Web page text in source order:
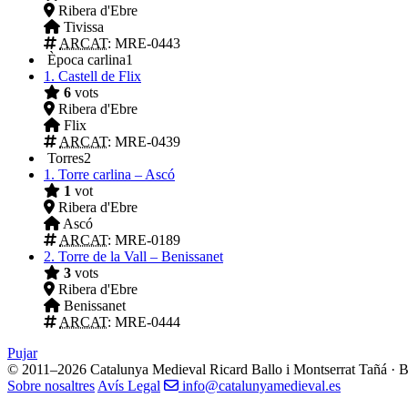
Ribera d'Ebre
Tivissa
ARCAT: MRE-0443
Època carlina1
1. Castell de Flix
6 vots
Ribera d'Ebre
Flix
ARCAT: MRE-0439
Torres2
1. Torre carlina – Ascó
1 vot
Ribera d'Ebre
Ascó
ARCAT: MRE-0189
2. Torre de la Vall – Benissanet
3 vots
Ribera d'Ebre
Benissanet
ARCAT: MRE-0444
Pujar
© 2011–2026 Catalunya Medieval Ricard Ballo i Montserrat Tañá ·
Sobre nosaltres Avís Legal info@catalunyamedieval.es